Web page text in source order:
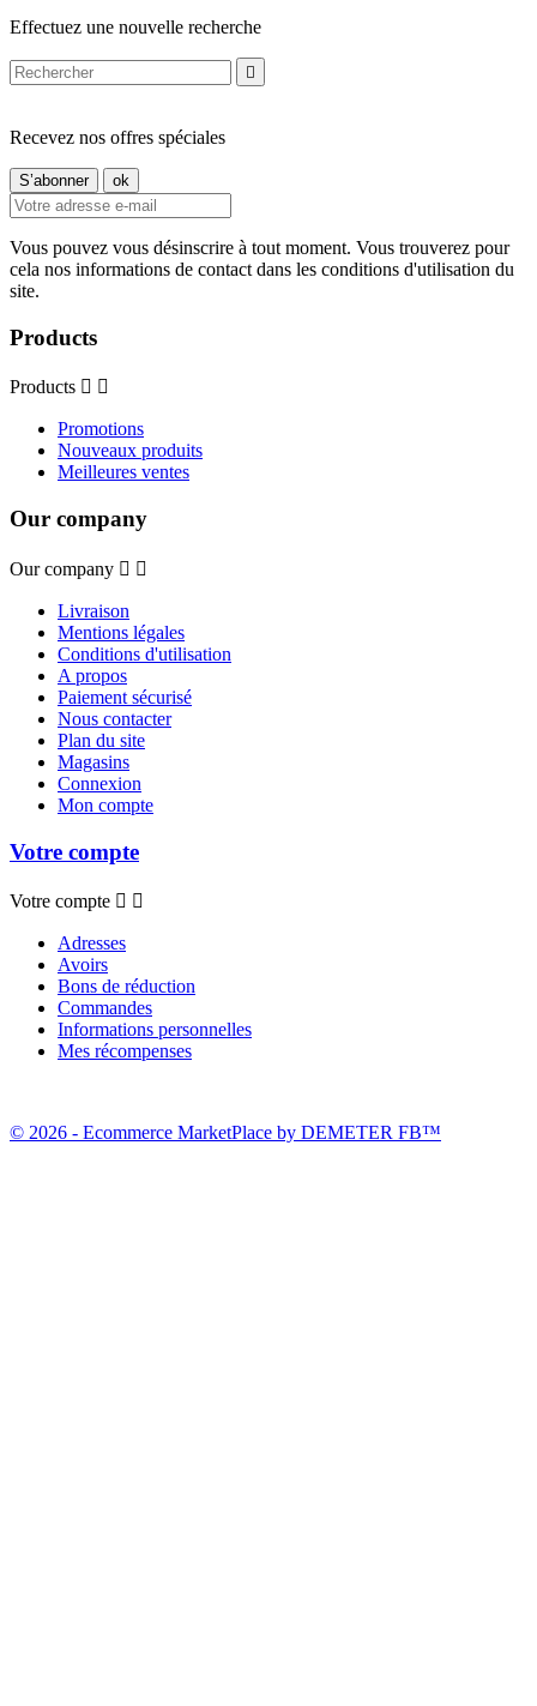
Effectuez une nouvelle recherche

Recevez nos offres spéciales
Vous pouvez vous désinscrire à tout moment. Vous trouverez pour
cela nos informations de contact dans les conditions d'utilisation du
site.
Products
Products  
Promotions
Nouveaux produits
Meilleures ventes
Our company
Our company  
Livraison
Mentions légales
Conditions d'utilisation
A propos
Paiement sécurisé
Nous contacter
Plan du site
Magasins
Connexion
Mon compte
Votre compte
Votre compte  
Adresses
Avoirs
Bons de réduction
Commandes
Informations personnelles
Mes récompenses
© 2026 - Ecommerce MarketPlace by DEMETER FB™